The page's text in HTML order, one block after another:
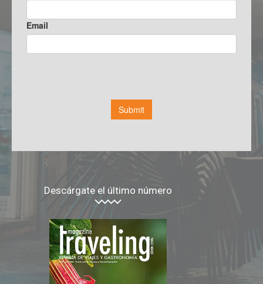
Descárgate el último número